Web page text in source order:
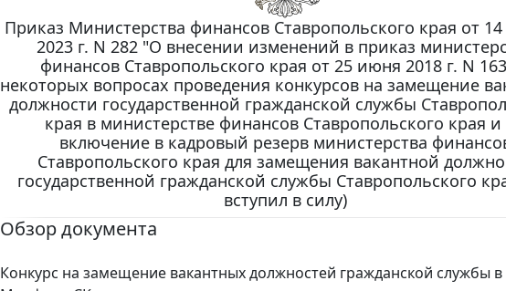
Приказ Министерства финансов Ставропольского края от
2023 г. N 282 "О внесении изменений в приказ
финансов Ставропольского края от 25 июня 2018 г. N
некоторых вопросах проведения конкурсов на замещение
должности государственной гражданской службы
края в министерстве финансов Ставропольского края и
включение в кадровый резерв министерства
Ставропольского края для замещения вакантной
государственной гражданской службы Ставропольского
вступил в силу)
Обзор документа
Конкурс на замещение вакантных должностей гражданской службы в